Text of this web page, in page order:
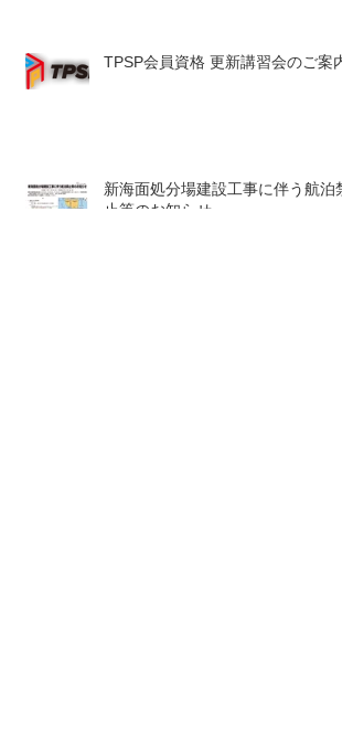
TPSP会員資格 更新講習会のご案内
新海面処分場建設工事に伴う航泊禁
止等のお知らせ